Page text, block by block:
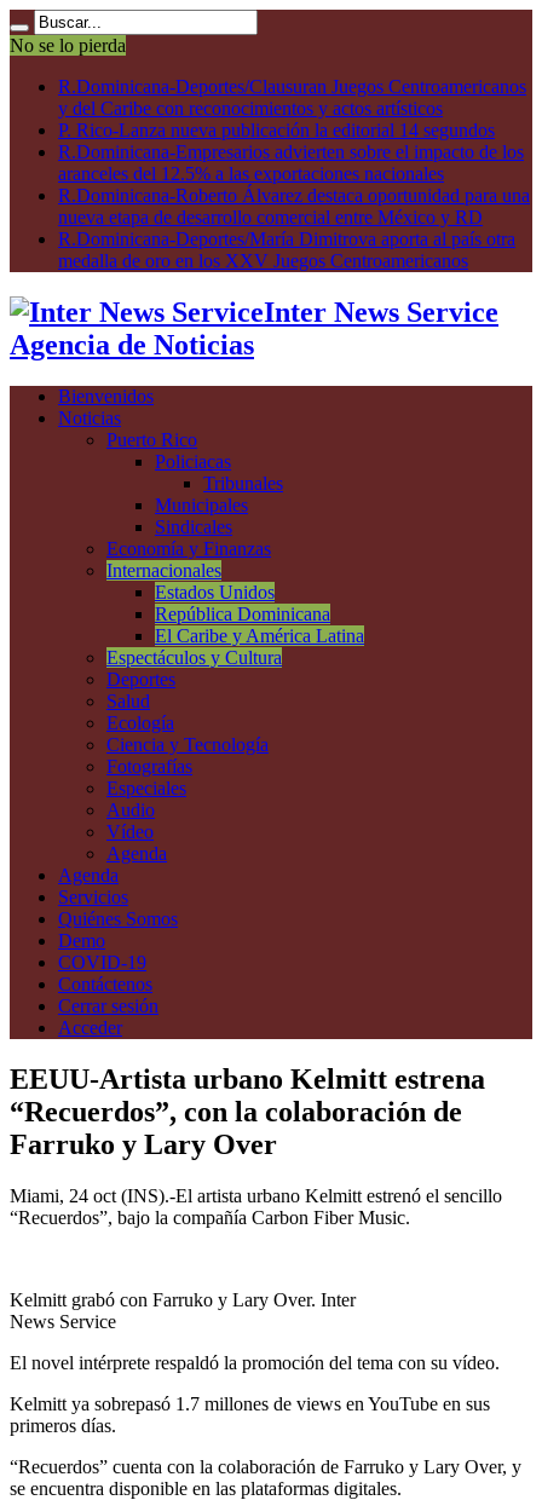
No se lo pierda
R.Dominicana-Deportes/Clausuran Juegos Centroamericanos
y del Caribe con reconocimientos y actos artísticos
P. Rico-Lanza nueva publicación la editorial 14 segundos
R.Dominicana-Empresarios advierten sobre el impacto de los
aranceles del 12.5% a las exportaciones nacionales
R.Dominicana-Roberto Álvarez destaca oportunidad para una
nueva etapa de desarrollo comercial entre México y RD
R.Dominicana-Deportes/María Dimitrova aporta al país otra
medalla de oro en los XXV Juegos Centroamericanos
Inter News Service
Agencia de Noticias
Bienvenidos
Noticias
Puerto Rico
Policiacas
Tribunales
Municipales
Sindicales
Economía y Finanzas
Internacionales
Estados Unidos
República Dominicana
El Caribe y América Latina
Espectáculos y Cultura
Deportes
Salud
Ecología
Ciencia y Tecnología
Fotografías
Especiales
Audio
Vídeo
Agenda
Agenda
Servicios
Quiénes Somos
Demo
COVID-19
Contáctenos
Cerrar sesión
Acceder
EEUU-Artista urbano Kelmitt estrena
“Recuerdos”, con la colaboración de
Farruko y Lary Over
Miami, 24 oct (INS).-El artista urbano Kelmitt estrenó el sencillo
“Recuerdos”, bajo la compañía Carbon Fiber Music.
Kelmitt grabó con Farruko y Lary Over. Inter
News Service
El novel intérprete respaldó la promoción del tema con su vídeo.
Kelmitt ya sobrepasó 1.7 millones de views en YouTube en sus
primeros días.
“Recuerdos” cuenta con la colaboración de Farruko y Lary Over, y
se encuentra disponible en las plataformas digitales.